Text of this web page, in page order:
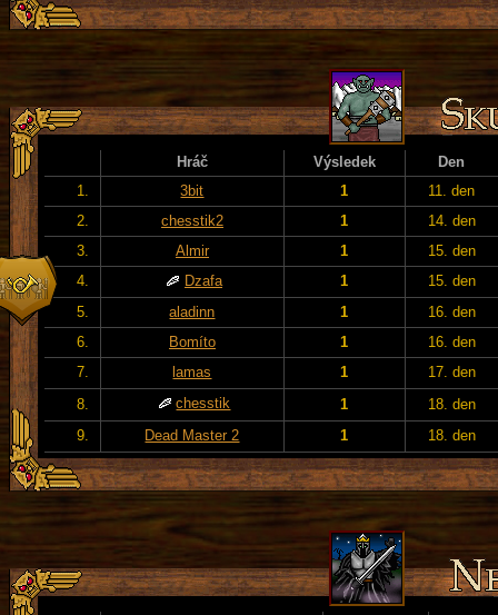
Hráč Výsledek
Den
1.
3bit 1
11. den
2.
chesstik2 1
14. den
3.
Almir 1
15. den
4.
Dzafa 1
15. den
5.
aladinn 1
16. den
6.
Bomíto 1
16. den
7.
lamas 1
17. den
8.
chesstik 1
18. den
9.
Dead Master 2 1 18. den